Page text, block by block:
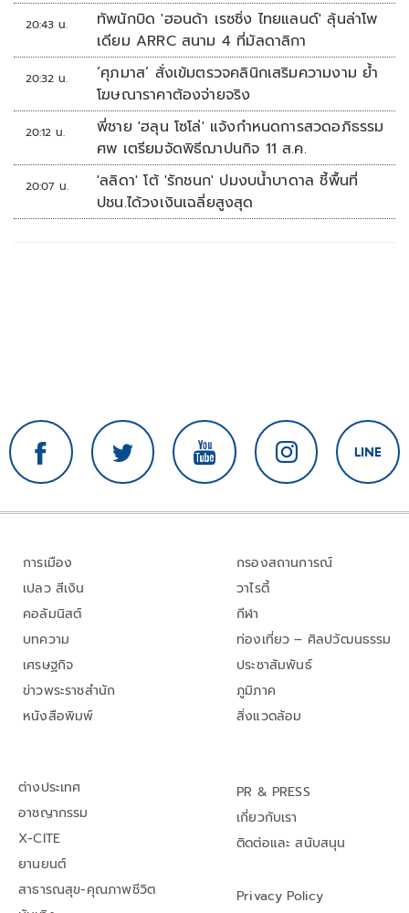
20:43 น.
ทัพนักบิด 'ฮอนด้า เรซซิ่ง ไทยแลนด์' ลุ้นล่าโพ
เดียม ARRC สนาม 4 ที่มัลดาลิกา
20:32 น.
‘ศุภมาส’ สั่งเข้มตรวจคลินิกเสริมความงาม ย้ำ
โฆษณาราคาต้องจ่ายจริง
20:12 น.
พี่ชาย 'ฮลุน โซโล่' แจ้งกำหนดการสวดอภิธรรม
ศพ เตรียมจัดพิธีฌาปนกิจ 11 ส.ค.
20:07 น.
'ลลิดา' โต้ 'รักชนก' ปมงบน้ำบาดาล ชี้พื้นที่
ปชน.ได้วงเงินเฉลี่ยสูงสุด
การเมือง
เปลว สีเงิน
คอลัมนิสต์
บทความ
เศรษฐกิจ
ข่าวพระราชสำนัก
หนังสือพิมพ์
กรองสถานการณ์
วาไรตี้
กีฬา
ท่องเที่ยว – ศิลปวัฒนธรรม
ประชาสัมพันธ์
ภูมิภาค
สิ่งแวดล้อม
ต่างประเทศ
อาชญากรรม
X-CITE
ยานยนต์
สาธารณสุข-คุณภาพชีวิต
PR & PRESS
เกี่ยวกับเรา
ติดต่อและ สนับสนุน
Privacy Policy